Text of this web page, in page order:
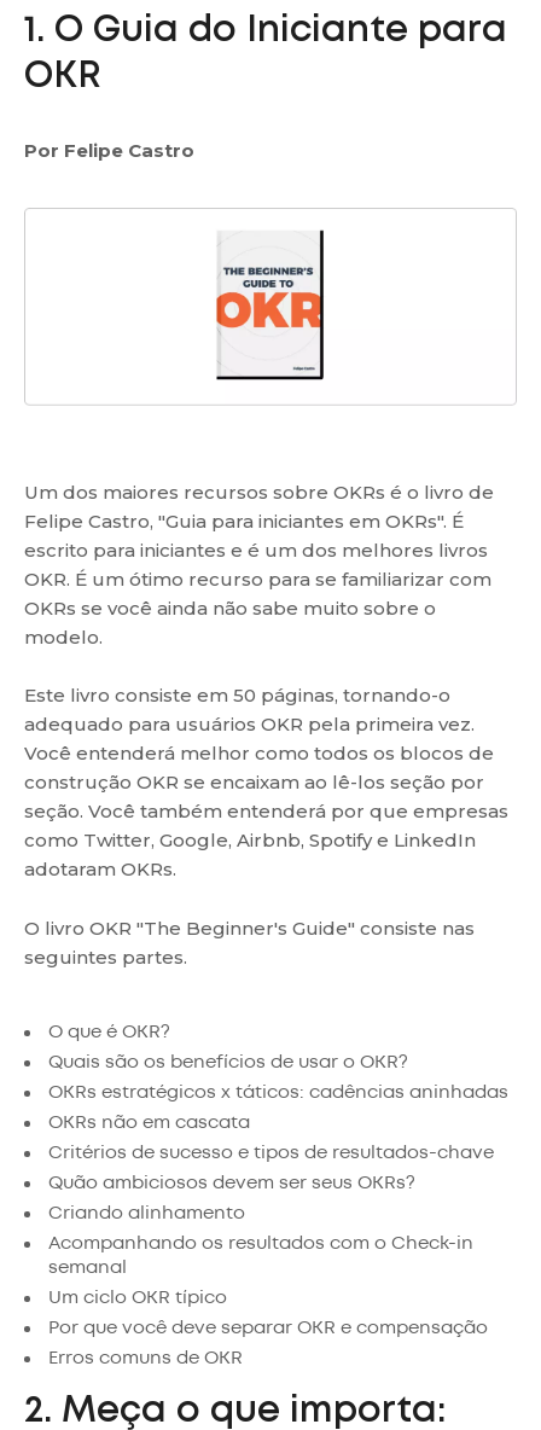
1. O Guia do Iniciante para
OKR
Por Felipe Castro
Um dos maiores recursos sobre OKRs é o livro de
Felipe Castro, "Guia para iniciantes em OKRs". É
escrito para iniciantes e é um dos melhores livros
OKR. É um ótimo recurso para se familiarizar com
OKRs se você ainda não sabe muito sobre o
modelo.
Este livro consiste em 50 páginas, tornando-o
adequado para usuários OKR pela primeira vez.
Você entenderá melhor como todos os blocos de
construção OKR se encaixam ao lê-los seção por
seção. Você também entenderá por que empresas
como Twitter, Google, Airbnb, Spotify e LinkedIn
adotaram OKRs.
O livro OKR "The Beginner's Guide" consiste nas
seguintes partes.
O que é OKR?
Quais são os benefícios de usar o OKR?
OKRs estratégicos x táticos: cadências aninhadas
OKRs não em cascata
Critérios de sucesso e tipos de resultados-chave
Quão ambiciosos devem ser seus OKRs?
Criando alinhamento
Acompanhando os resultados com o Check-in
semanal
Um ciclo OKR típico
Por que você deve separar OKR e compensação
Erros comuns de OKR
2. Meça o que importa: